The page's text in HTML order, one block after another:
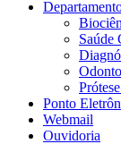
Saúde
Ponto
Webmail
Ouvidoria